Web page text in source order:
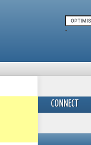
-
CONNECT